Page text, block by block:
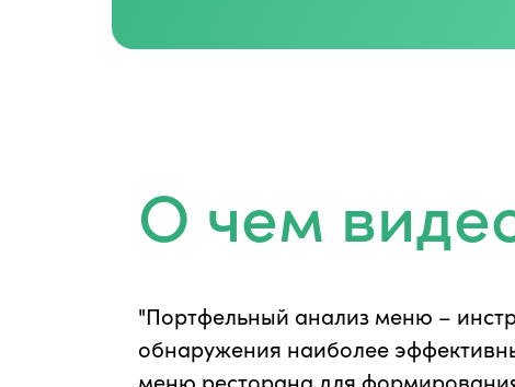
О чем
"Портфельный анализ меню –
обнаружения наиболее
меню ресторана для